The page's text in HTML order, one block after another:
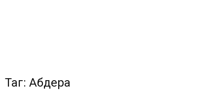
Таг: Абдера